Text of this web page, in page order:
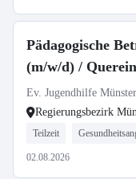
Pädagogische
(m/w/d) /
Ev. Jugendhilfe
Regierungsbezirk
Teilzeit
02.08.2026